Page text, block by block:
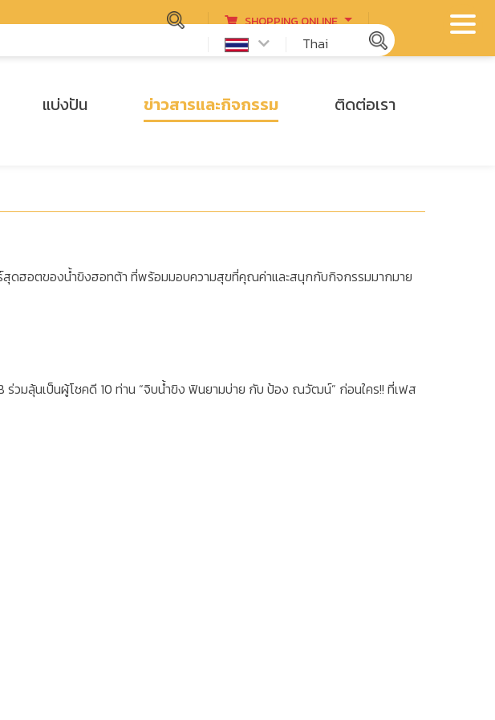
SHOPPING ONLINE
Thai
แบ่งปัน ข่าวสารและกิจกรรม ติดต่อเรา
ฮอตของน้ำขิงฮอทต้า ที่พร้อมมอบความสุขที่คุณค่าและสนุกกับกิจกรรมมากมาย
วมลุ้นเป็นผู้โชคดี 10 ท่าน “จิบน้ำขิง ฟินยามบ่าย กับ ป้อง ณวัฒน์” ก่อนใคร!! ที่เฟส